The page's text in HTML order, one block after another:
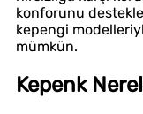
konforunu
kepengi
mümkün.
Kepenk